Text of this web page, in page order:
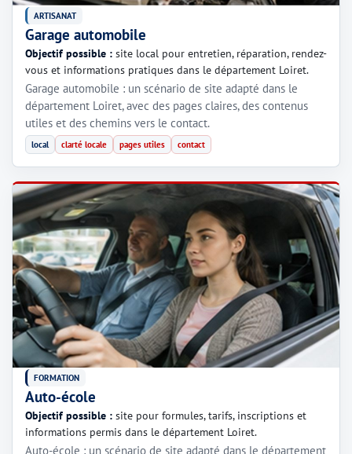
ARTISANAT
Garage automobile
Objectif possible : site local pour entretien, réparation, rendez-
vous et informations pratiques dans le département Loiret.
Garage automobile : un scénario de site adapté dans le
département Loiret, avec des pages claires, des contenus
utiles et des chemins vers le contact.
local clarté locale pages utiles contact
FORMATION
Auto-école
Objectif possible : site pour formules, tarifs, inscriptions et
informations permis dans le département Loiret.
Auto-école : un scénario de site adapté dans le département